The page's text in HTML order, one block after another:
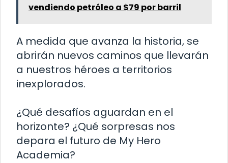
vendiendo petróleo a $79 por barril
A medida que avanza la historia, se
abrirán nuevos caminos que llevarán
a nuestros héroes a territorios
inexplorados.
¿Qué desafíos aguardan en el
horizonte? ¿Qué sorpresas nos
depara el futuro de My Hero
Academia?